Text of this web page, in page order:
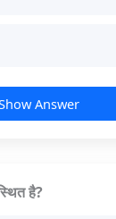
Answer
है?